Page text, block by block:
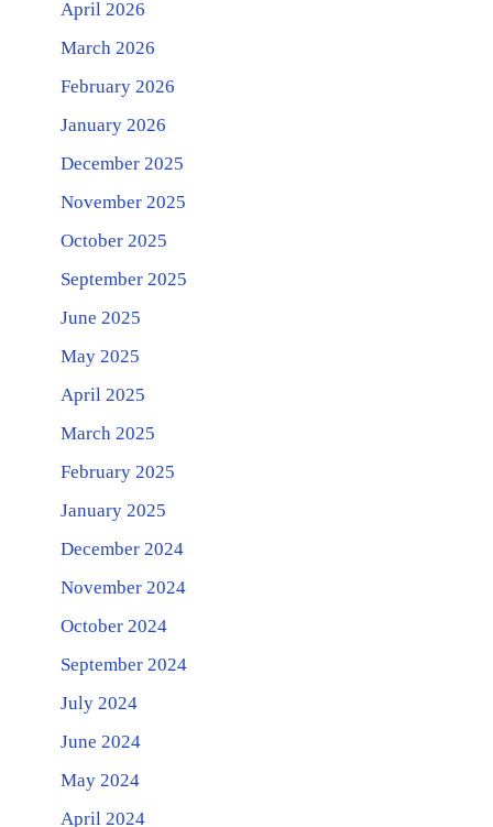
April 2026
March 2026
February 2026
January 2026
December 2025
November 2025
October 2025
September 2025
June 2025
May 2025
April 2025
March 2025
February 2025
January 2025
December 2024
November 2024
October 2024
September 2024
July 2024
June 2024
May 2024
April 2024